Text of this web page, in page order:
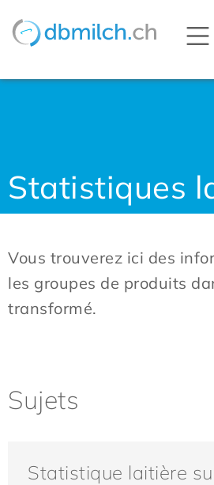
Statistiques
Vous trouverez ici des
les groupes de produits
transformé.
Sujets
Statistique laitière